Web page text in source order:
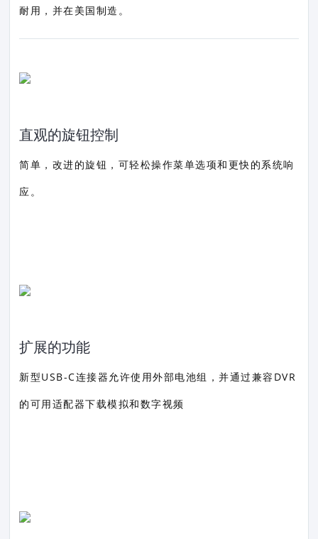
耐用，并在美国制造。
直观的旋钮控制
简单，改进的旋钮，可轻松操作菜单选项和更快的系统响
应。
扩展的功能
新型USB-C连接器允许使用外部电池组，并通过兼容DVR
的可用适配器下载模拟和数字视频